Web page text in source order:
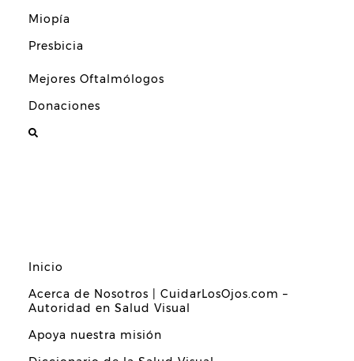
Miopía
Presbicia
Mejores Oftalmólogos
Donaciones
Inicio
Acerca de Nosotros | CuidarLosOjos.com –
Autoridad en Salud Visual
Apoya nuestra misión